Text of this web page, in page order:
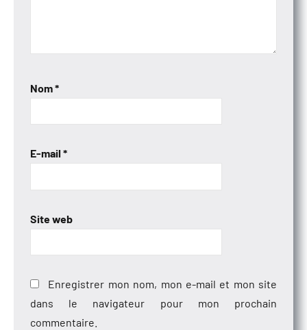
Nom*
E-mail *
Site web
Enregistrer mon nom, mon e-mail et mon site
dans le navigateur pour mon prochain
commentaire.